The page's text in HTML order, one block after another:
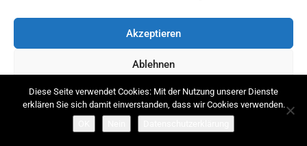
Akzeptieren
Ablehnen
Einstellungen ansehen
TRAININGSZEITEN
Zum Angebot aller Gruppen: SAISONSTART
Diese Seite verwendet Cookies: Mit der Nutzung unserer Dienste
erklären Sie sich damit einverstanden, dass wir Cookies verwenden.